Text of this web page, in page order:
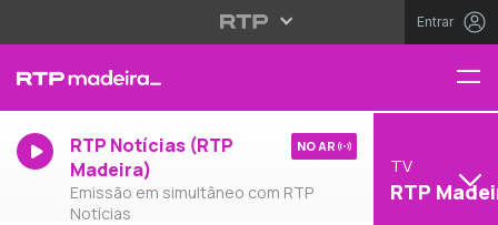
Entrar
RTP Notícias (RTP
Madeira)
Emissão em simultâneo com RTP
Notícias
NO AR
TV
RTP